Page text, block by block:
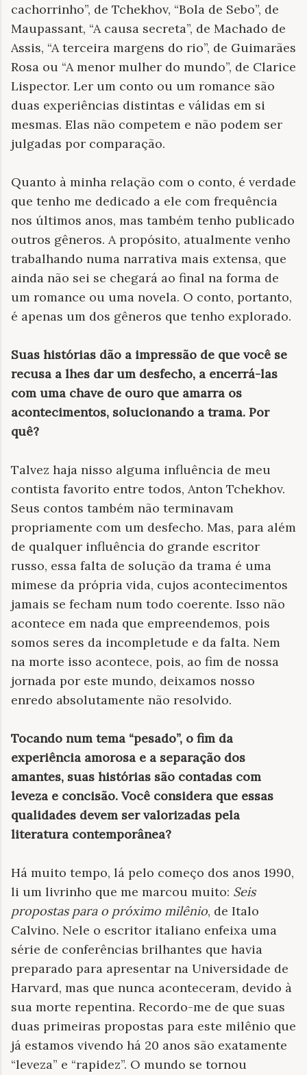
cachorrinho”, de Tchekhov, “Bola de Sebo”, de
Maupassant, “A causa secreta”, de Machado de
Assis, “A terceira margens do rio”, de Guimarães
Rosa ou “A menor mulher do mundo”, de Clarice
Lispector. Ler um conto ou um romance são
duas experiências distintas e válidas em si
mesmas. Elas não competem e não podem ser
julgadas por comparação.
Quanto à minha relação com o conto, é verdade
que tenho me dedicado a ele com frequência
nos últimos anos, mas também tenho publicado
outros gêneros. A propósito, atualmente venho
trabalhando numa narrativa mais extensa, que
ainda não sei se chegará ao final na forma de
um romance ou uma novela. O conto, portanto,
é apenas um dos gêneros que tenho explorado.
Suas histórias dão a impressão de que você se
recusa a lhes dar um desfecho, a encerrá-las
com uma chave de ouro que amarra os
acontecimentos, solucionando a trama. Por
quê?
Talvez haja nisso alguma influência de meu
contista favorito entre todos, Anton Tchekhov.
Seus contos também não terminavam
propriamente com um desfecho. Mas, para além
de qualquer influência do grande escritor
russo, essa falta de solução da trama é uma
mimese da própria vida, cujos acontecimentos
jamais se fecham num todo coerente. Isso não
acontece em nada que empreendemos, pois
somos seres da incompletude e da falta. Nem
na morte isso acontece, pois, ao fim de nossa
jornada por este mundo, deixamos nosso
enredo absolutamente não resolvido.
Tocando num tema “pesado”, o fim da
experiência amorosa e a separação dos
amantes, suas histórias são contadas com
leveza e concisão. Você considera que essas
qualidades devem ser valorizadas pela
literatura contemporânea?
Há muito tempo, lá pelo começo dos anos 1990,
li um livrinho que me marcou muito: Seis
propostas para o próximo milênio, de Italo
Calvino. Nele o escritor italiano enfeixa uma
série de conferências brilhantes que havia
preparado para apresentar na Universidade de
Harvard, mas que nunca aconteceram, devido à
sua morte repentina. Recordo-me de que suas
duas primeiras propostas para este milênio que
já estamos vivendo há 20 anos são exatamente
“leveza” e “rapidez”. O mundo se tornou